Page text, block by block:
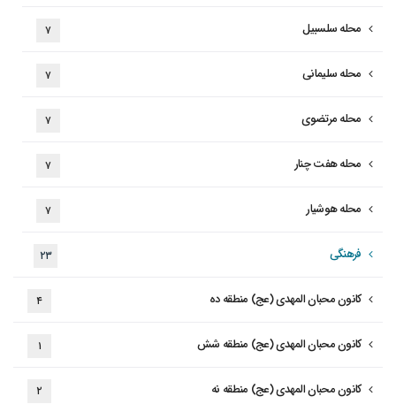
محله سلسبیل ۷
محله سلیمانی ۷
محله مرتضوی ۷
محله هفت چنار ۷
محله هوشیار ۷
فرهنگی ۲۳
کانون محبان المهدی (عج) منطقه ده ۴
کانون محبان المهدی (عج) منطقه شش ۱
کانون محبان المهدی (عج) منطقه نه ۲